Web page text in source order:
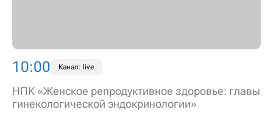
10:00 Канал: live
НПК «Женское репродуктивное здоровье: главы
гинекологической эндокринологии»